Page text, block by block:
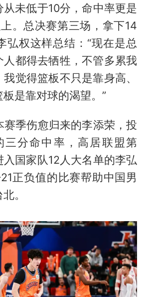
未低于10分，命中率更是
。总决赛第三场，拿下14
弘权这样总结：“现在是总
人都得去牺牲，不管多累我
觉得篮板不只是靠身高、
是靠对球的渴望。”
赛季伤愈归来的李添荣，投
三分命中率，高居联盟第
入国家队12人大名单的李弘
正负值的比赛帮助中国男
。